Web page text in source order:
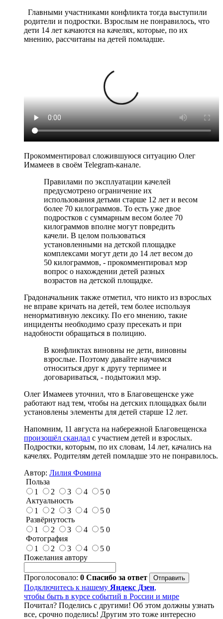
Главными участниками конфликта тогда выступили
родители и подростки. Взрослым не понравилось, что
дети 14 лет качаются на качелях, которые, по их
мнению, рассчитаны на детей помладше.
Прокомментировал сложившуюся ситуацию Олег
Имамеев в своём Telegram-канале.
Правилами по эксплуатации качелей
предусмотрено ограничение их
использования детьми старше 12 лет и весом
более 70 килограммов. То есть уже двое
подростков с суммарным весом более 70
килограммов вполне могут повредить
качели. В целом пользоваться
установленными на детской площадке
комплексами могут дети до 14 лет весом до
50 килограммов, - прокомментировал мэр
вопрос о нахождении детей разных
возрастов на детской площадке.
Градоначальник также отметил, что никто из взрослых
не вправе кричать на детей, тем более используя
ненормативную лексику. По его мнению, такие
инциденты необходимо сразу пресекать и при
надобности обращаться в полицию.
В конфликтах виновны не дети, виновны
взрослые. Поэтому давайте научимся
относиться друг к другу терпимее и
договариваться, - подытожил мэр.
Олег Имамеев уточнил, что в Благовещенске уже
работают над тем, чтобы на детских площадках были
установлены элементы для детей старше 12 лет.
Напомним, 11 августа на набережной Благовещенска
произошёл скандал с участием детей и взрослых.
Подростки, которым, по их словам, 14 лет, качались на
качелях. Родителям детей помладше это не понравилось.
Автор: Лилия Фомина
Польза
1
2 3 4 5 0
Актуальность
1
2 3 4 5 0
Развёрнутость
1
2 3 4 5 0
Фотография
1
2 3 4 5 0
Пожелания автору
Проголосовало: 0 Спасибо за ответ
Подключитесь к нашему Яндекс Дзен,
чтобы быть в курсе событий в России и мире
Почитал? Поделись с другими! Об этом должны узнать
все, срочно поделись! Другим это тоже интересно